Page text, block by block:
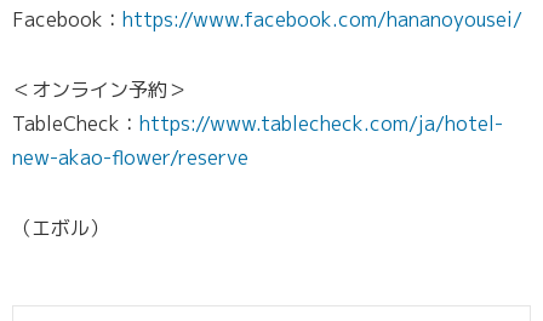
Facebook： https://www.facebook.com/hananoyousei/
＜オンライン予約＞
TableCheck： https://www.tablecheck.com/ja/hotel-
new-akao-flower/reserve
（エボル）